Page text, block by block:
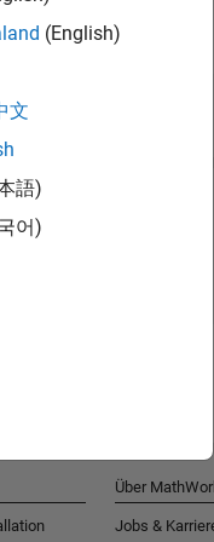
beitreten
Stellenangebote,
(English)
文
語)
어)
Über
Jobs &